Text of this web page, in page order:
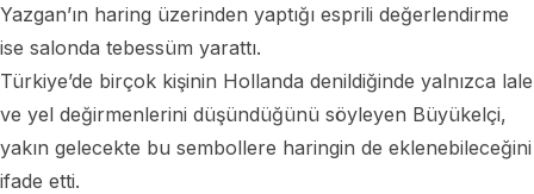
Yazgan’ın haring üzerinden yaptığı esprili değerlendirme
ise salonda tebessüm yarattı.
Türkiye’de birçok kişinin Hollanda denildiğinde yalnızca lale
ve yel değirmenlerini düşündüğünü söyleyen Büyükelçi,
yakın gelecekte bu sembollere haringin de eklenebileceğini
ifade etti.